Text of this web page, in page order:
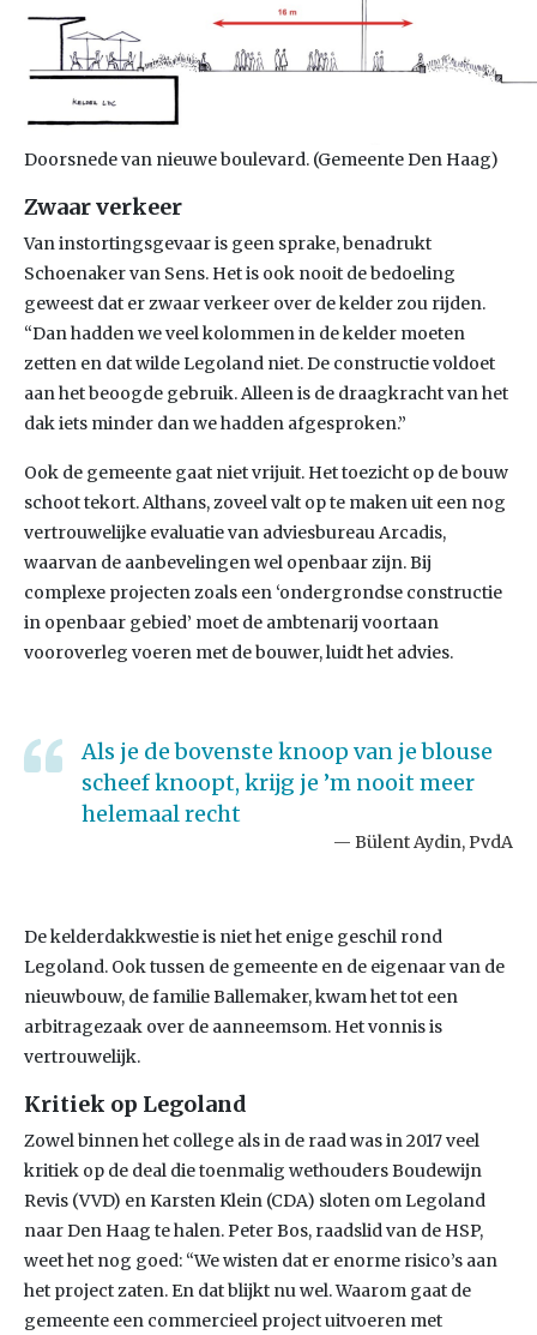
Doorsnede van nieuwe boulevard. (Gemeente Den Haag)
Zwaar verkeer
Van instortingsgevaar is geen sprake, benadrukt
Schoenaker van Sens. Het is ook nooit de bedoeling
geweest dat er zwaar verkeer over de kelder zou rijden.
“Dan hadden we veel kolommen in de kelder moeten
zetten en dat wilde Legoland niet. De constructie voldoet
aan het beoogde gebruik. Alleen is de draagkracht van het
dak iets minder dan we hadden afgesproken.”
Ook de gemeente gaat niet vrijuit. Het toezicht op de bouw
schoot tekort. Althans, zoveel valt op te maken uit een nog
vertrouwelijke evaluatie van adviesbureau Arcadis,
waarvan de aanbevelingen wel openbaar zijn. Bij
complexe projecten zoals een ‘ondergrondse constructie
in openbaar gebied’ moet de ambtenarij voortaan
vooroverleg voeren met de bouwer, luidt het advies.
Als je de bovenste knoop van je blouse
scheef knoopt, krijg je ’m nooit meer
helemaal recht
Bülent Aydin, PvdA
De kelderdakkwestie is niet het enige geschil rond
Legoland. Ook tussen de gemeente en de eigenaar van de
nieuwbouw, de familie Ballemaker, kwam het tot een
arbitragezaak over de aanneemsom. Het vonnis is
vertrouwelijk.
Kritiek op Legoland
Zowel binnen het college als in de raad was in 2017 veel
kritiek op de deal die toenmalig wethouders Boudewijn
Revis (VVD) en Karsten Klein (CDA) sloten om Legoland
naar Den Haag te halen. Peter Bos, raadslid van de HSP,
weet het nog goed: “We wisten dat er enorme risico’s aan
het project zaten. En dat blijkt nu wel. Waarom gaat de
gemeente een commercieel project uitvoeren met